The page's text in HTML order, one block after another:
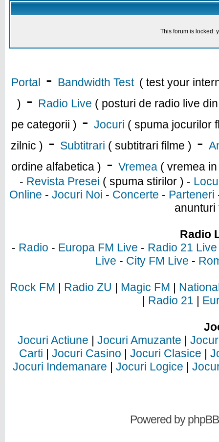
This forum is locked:
Portal - Bandwidth Test ( test your
) - Radio Live ( posturi de radio live
pe categorii ) - Jocuri ( spuma jocurilor
zilnic ) - Subtitrari ( subtitrari filme ) -
ordine alfabetica ) - Vremea ( vremea
- Revista Presei ( spuma stirilor ) -
Online - Jocuri Noi - Concerte - Parteneri
anunturi
Radio
- Radio - Europa FM Live - Radio 21 Live
Live - City FM Live -
Rock FM | Radio ZU | Magic FM |
| Radio 21 |
Jocuri Actiune | Jocuri Amuzante |
Carti | Jocuri Casino | Jocuri Clasice |
Jocuri Indemanare | Jocuri Logice |
Powered byphpBB